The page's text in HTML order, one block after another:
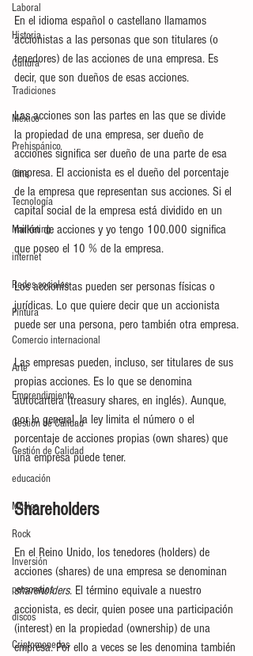
Laboral
Historia
Cultura
Tradiciones
México
Prehispánico
Cine
Tecnología
Marketing
internet
Redes sociales
Pintura
Comercio internacional
Arte
Emprendimiento
Gestión de Calidad
Gestión de Calidad
educación
Música
Rock
Inversión
personajes
discos
Criptomonedas
En el idioma español o castellano llamamos
accionistas a las personas que son titulares (o
tenedores) de las acciones de una empresa. Es
decir, que son dueños de esas acciones.
Las acciones son las partes en las que se divide
la propiedad de una empresa, ser dueño de
acciones significa ser dueño de una parte de esa
empresa. El accionista es el dueño del porcentaje
de la empresa que representan sus acciones. Si el
capital social de la empresa está dividido en un
millón de acciones y yo tengo 100.000 significa
que poseo el 10 % de la empresa.
Los accionistas pueden ser personas físicas o
jurídicas. Lo que quiere decir que un accionista
puede ser una persona, pero también otra empresa.
Las empresas pueden, incluso, ser titulares de sus
propias acciones. Es lo que se denomina
autocartera (treasury shares, en inglés). Aunque,
por lo general, la ley limita el número o el
porcentaje de acciones propias (own shares) que
una empresa puede tener.
Shareholders
En el Reino Unido, los tenedores (holders) de
acciones (shares) de una empresa se denominan
shareholders. El término equivale a nuestro
accionista, es decir, quien posee una participación
(interest) en la propiedad (ownership) de una
empresa. Por ello a veces se les denomina también